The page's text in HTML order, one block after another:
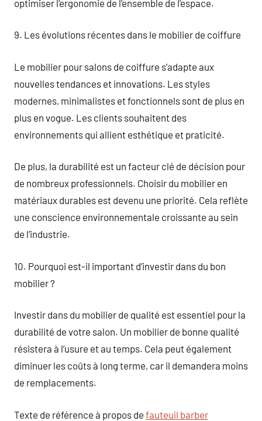
optimiser l’ergonomie de l’ensemble de l’espace.
9. Les évolutions récentes dans le mobilier de coiffure
Le mobilier pour salons de coiffure s’adapte aux
nouvelles tendances et innovations. Les styles
modernes, minimalistes et fonctionnels sont de plus en
plus en vogue. Les clients souhaitent des
environnements qui allient esthétique et praticité.
De plus, la durabilité est un facteur clé de décision pour
de nombreux professionnels. Choisir du mobilier en
matériaux durables est devenu une priorité. Cela reflète
une conscience environnementale croissante au sein
de l’industrie.
10. Pourquoi est-il important d’investir dans du bon
mobilier ?
Investir dans du mobilier de qualité est essentiel pour la
durabilité de votre salon. Un mobilier de bonne qualité
résistera à l’usure et au temps. Cela peut également
diminuer les coûts à long terme, car il demandera moins
de remplacements.
Texte de référence à propos de fauteuil barber